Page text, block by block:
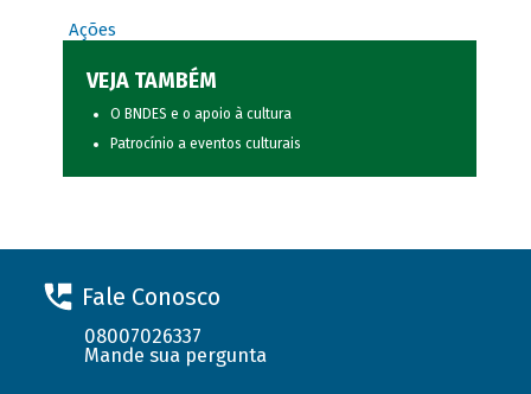
Ações
VEJA TAMBÉM
O BNDES e o apoio à cultura
Patrocínio a eventos culturais
Fale Conosco
08007026337
Mande sua pergunta